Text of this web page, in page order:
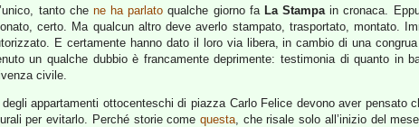
tanto che ne ha parlato qualche giorno fa La Stampain cronaca.
certo. Ma qualcun altro deve averlo stampato, trasportato, montato.
E certamente hanno dato il loro via libera, in cambio di una
un qualche dubbio è francamente deprimente: testimonia di quanto in
civile.
appartamenti ottocenteschi di piazza Carlo Felice devono aver pensato
per evitarlo. Perché storie comequesta, che risale solo all’inizio del